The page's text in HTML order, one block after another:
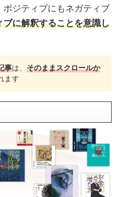
ジティブにもネガティブ
ブに解釈することを意識し
事は、 そのままスクロールか
ます